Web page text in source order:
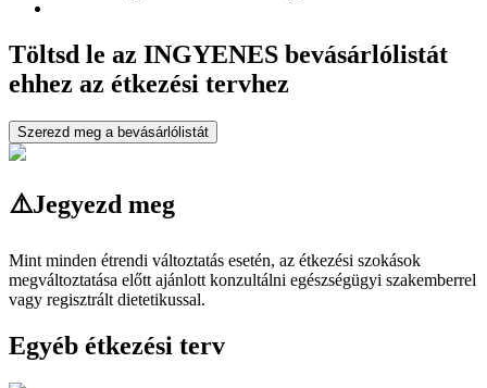
Töltsd le az INGYENES bevásárlólistát
ehhez az étkezési tervhez
Szerezd meg a bevásárlólistát
⚠️Jegyezd meg
Mint minden étrendi változtatás esetén, az étkezési szokások
megváltoztatása előtt ajánlott konzultálni egészségügyi szakemberrel
vagy regisztrált dietetikussal.
Egyéb étkezési terv